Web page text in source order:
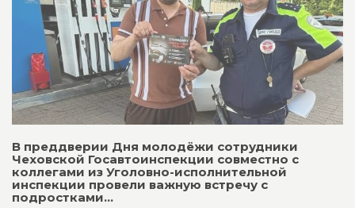
В преддверии Дня молодёжи сотрудники
Чеховской Госавтоинспекции совместно с
коллегами из Уголовно-исполнительной
инспекции провели важную встречу с
подростками...